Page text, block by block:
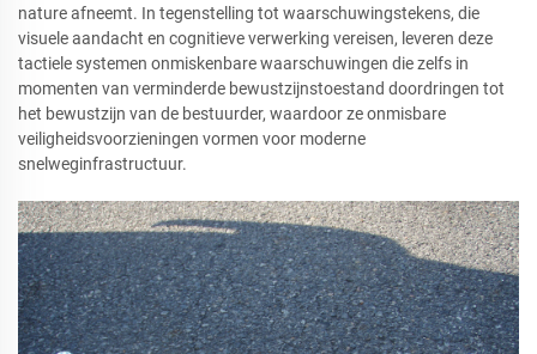
nature afneemt. In tegenstelling tot waarschuwingstekens, die
visuele aandacht en cognitieve verwerking vereisen, leveren deze
tactiele systemen onmiskenbare waarschuwingen die zelfs in
momenten van verminderde bewustzijnstoestand doordringen tot
het bewustzijn van de bestuurder, waardoor ze onmisbare
veiligheidsvoorzieningen vormen voor moderne
snelweginfrastructuur.